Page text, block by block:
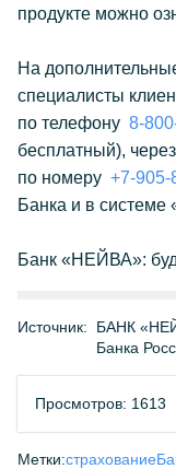
продукте можно
На
специалисты
по телефону 8-
бесплатный),
по номеру +7-905-
Банка и в системе
Банк «НЕЙВА»:
Источник:
БАНК
Банка
Просмотров: 1613
Метки:страхование